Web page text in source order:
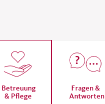
Betreuung
& Pflege
Fragen &
Antworten